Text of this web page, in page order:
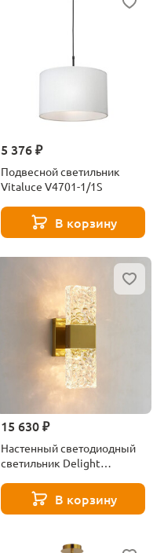
5 376 ₽
Подвесной светильник
Vitaluce V4701-1/1S
В корзину
15 630 ₽
Настенный светодиодный
светильник Delight
gold
В корзину